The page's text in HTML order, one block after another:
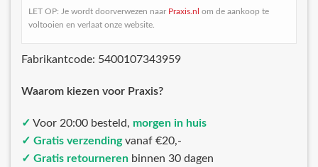
LET OP: Je wordt doorverwezen naar Praxis.nl om de aankoop te
voltooien en verlaat onze website.
Fabrikantcode: 5400107343959
Waarom kiezen voor Praxis?
✓ Voor 20:00 besteld, morgen in huis
✓ Gratis verzendingvanaf €20,-
✓ Gratis retourneren binnen 30 dagen